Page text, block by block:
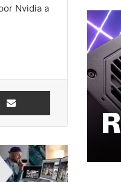
Nvidia a
Comparte vía Email